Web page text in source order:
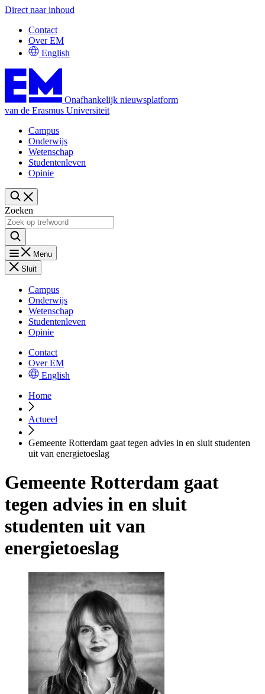
Direct naar inhoud
Contact
Over EM
English
Onafhankelijk nieuwsplatform
van de Erasmus Universiteit
Campus
Onderwijs
Wetenschap
Studentenleven
Opinie
Zoeken
Menu
Sluit
Campus
Onderwijs
Wetenschap
Studentenleven
Opinie
Contact
Over EM
English
Home
Actueel
Gemeente Rotterdam gaat tegen advies in en sluit studenten
uit van energietoeslag
Gemeente Rotterdam gaat
tegen advies in en sluit
studenten uit van
energietoeslag